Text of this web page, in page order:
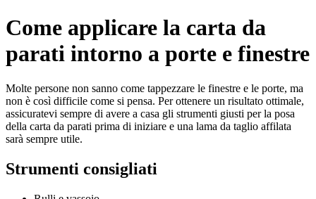
Come applicare la carta da
parati intorno a porte e finestre
Molte persone non sanno come tappezzare le finestre e le porte, ma
non è così difficile come si pensa. Per ottenere un risultato ottimale,
assicuratevi sempre di avere a casa gli strumenti giusti per la posa
della carta da parati prima di iniziare e una lama da taglio affilata
sarà sempre utile.
Strumenti consigliati